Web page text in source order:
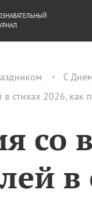
С
стихах 2026, как
со
в
ДЕНЬГИ